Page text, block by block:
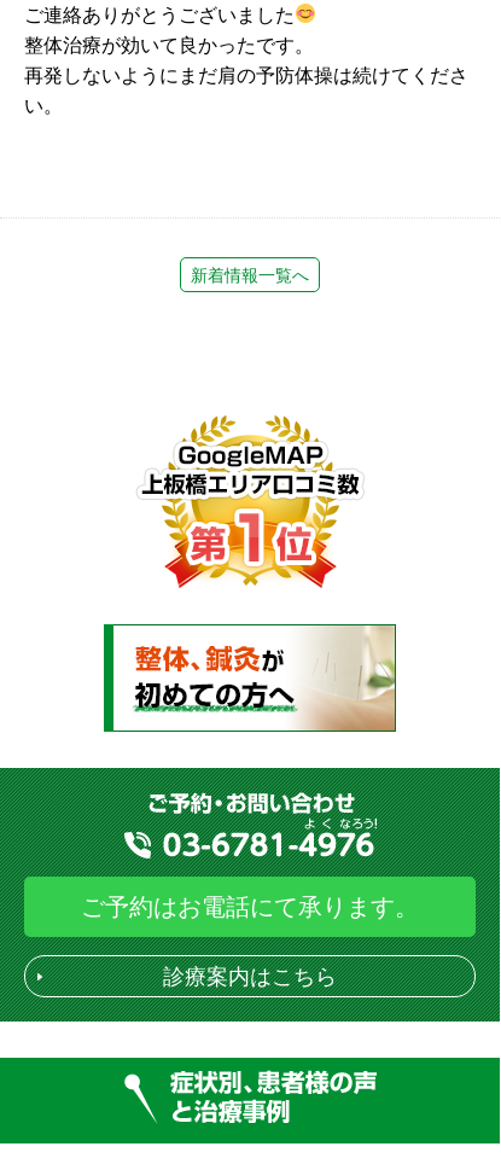
ご連絡ありがとうございました
整体治療が効いて良かったです。
再発しないようにまだ肩の予防体操は続けてくださ
い。
新着情報一覧へ
ご予約はお電話にて承ります。
診療案内はこちら